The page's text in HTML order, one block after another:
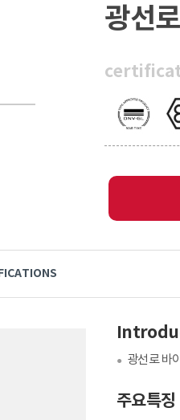
광선
● 광선로 바
주요특징